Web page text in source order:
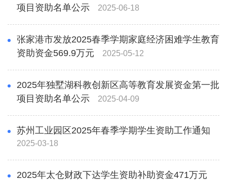
项目资助名单公示
2025-06-18
张家港市发放2025春季学期家庭经济困难学生教育
资助资金569.9万元
2025-05-12
2025年独墅湖科教创新区高等教育发展资金第一批
项目资助名单公示
2025-04-09
苏州工业园区2025年春季学期学生资助工作通知
2025-03-18
2025年太仓财政下达学生资助补助资金471万元